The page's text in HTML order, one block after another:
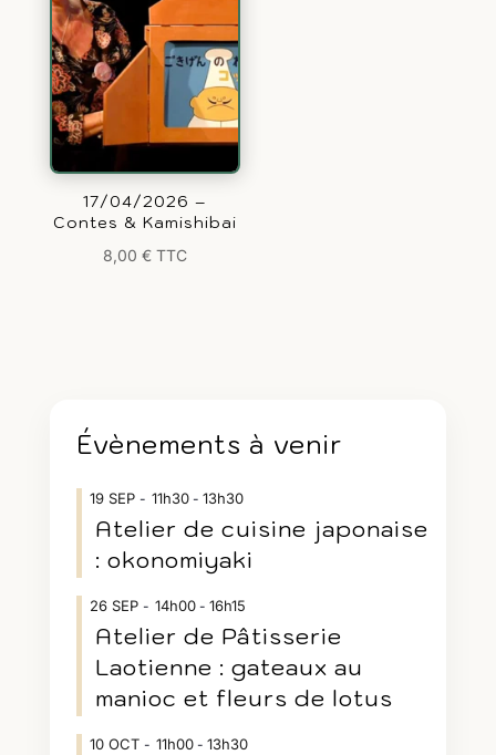
17/04/2026 –
Contes & Kamishibai
8,00 € TTC
Évènements à venir
19 SEP 11h30- 13h30
Atelier de cuisine japonaise
: okonomiyaki
26 SEP 14h00- 16h15
Atelier de Pâtisserie
Laotienne : gateaux au
manioc et fleurs de lotus
10 OCT 11h00- 13h30